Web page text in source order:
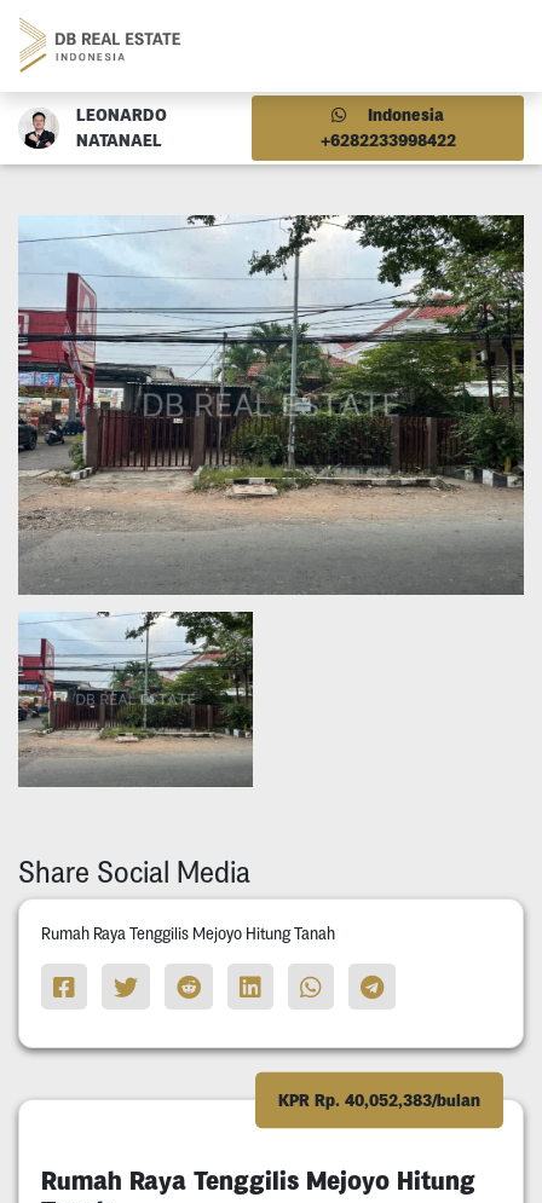
LEONARDO
NATANAEL
Indonesia
+6282233998422
Share Social Media
Rumah Raya Tenggilis Mejoyo Hitung Tanah
KPR Rp. 40,052,383/bulan
Rumah Raya Tenggilis Mejoyo Hitung